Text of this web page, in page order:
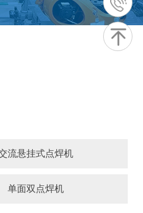
流悬挂式点焊机
单面双点焊机